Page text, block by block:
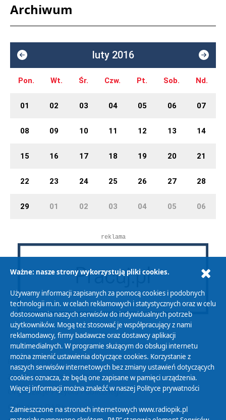
Archiwum
luty 2016
Pon. Wt. Śr. Czw. Pt. Sob. Nd.
01 02 03 04 05 06 07
08 09 10 11 12 13 14
15 16 17 18 19 20 21
22 23 24 25 26 27 28
29 01 02 03 04 05 06
reklama
Polityka Prywatności
Zasady korzystania z Serwisu
Organizacje Pożytku Publicznego
Cyfryzacja DAB+
Ważne: nasze strony wykorzystują pliki cookies.
Używamy informacji zapisanych za pomocą cookies i podobnych
technologii m.in. w celach reklamowych i statystycznych oraz w celu
dostosowania naszych serwisów do indywidualnych potrzeb
użytkowników. Mogą też stosować je współpracujący z nami
reklamodawcy, firmy badawcze oraz dostawcy aplikacji
multimedialnych. W programie służącym do obsługi internetu
można zmienić ustawienia dotyczące cookies. Korzystanie z
naszych serwisów internetowych bez zmiany ustawień dotyczących
cookies oznacza, że będą one zapisane w pamięci urządzenia.
Więcej informacji można znaleźć w naszej Polityce prywatności
Zamieszczone na stronach internetowych www.radiopik.pl